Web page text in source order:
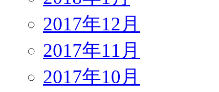
2017年12月
2017年11月
2017年10月